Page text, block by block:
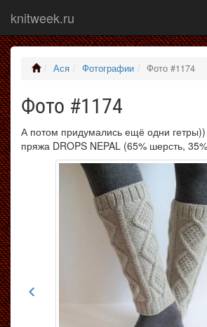
knitweek.ru
Ася Фотографии Фото #1174
Фото #1174
А потом придумались ещё одни гетры))
пряжа DROPS NEPAL (65% шерсть,